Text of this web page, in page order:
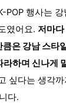
POP 행사는
였어요. 저마
은 강남 스타
하며 신나게
싶다는 생각
다.